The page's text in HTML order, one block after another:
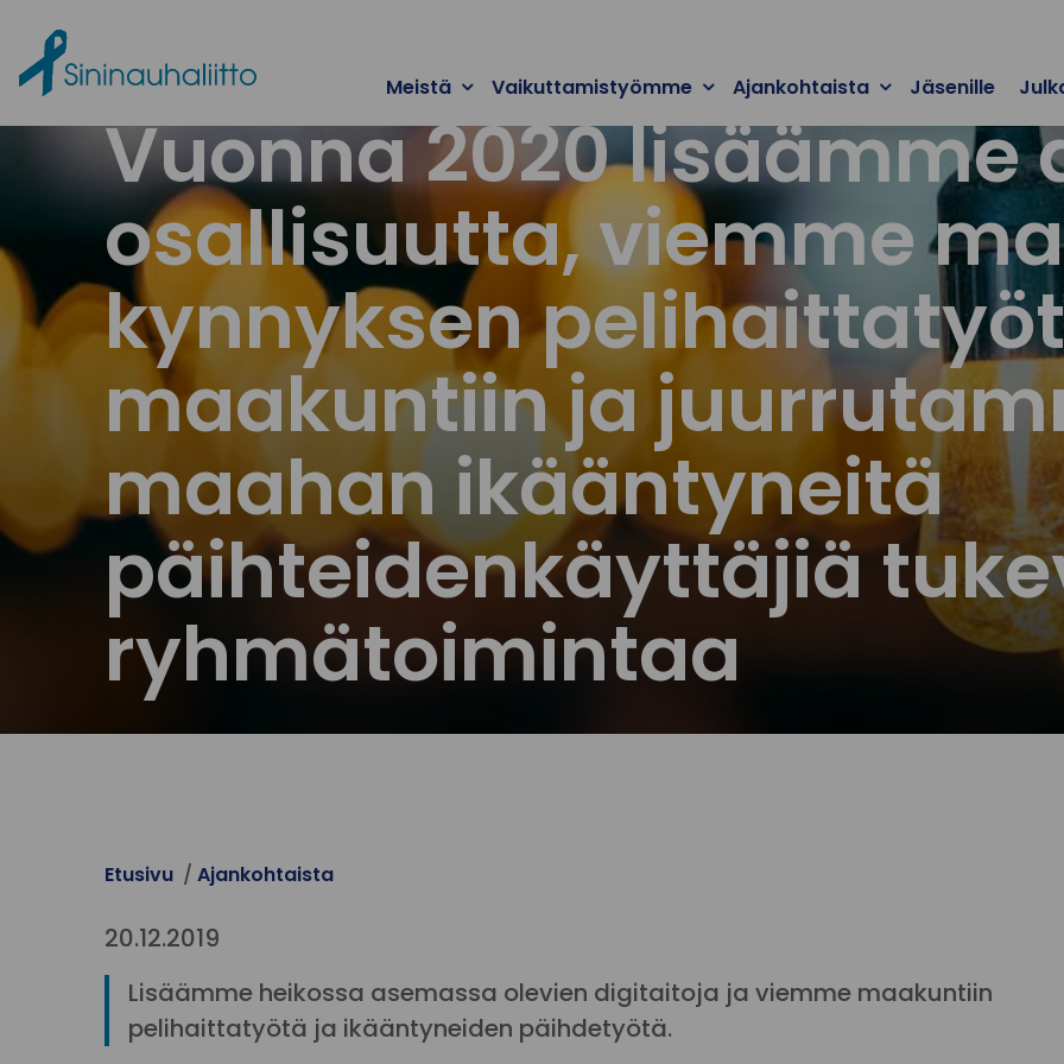
Meistä Vaikuttamistyömme Ajankohtaista Jäsenille
Vuonna 2020
osallisuutta, viemme
kynnyksen
maakuntiin ja
maahan ikääntyneitä
päihteidenkäyttäjiä
ryhmätoimintaa
Etusivu Ajankohtaista
20.12.2019
Lisäämme heikossa asemassa olevien digitaitoja ja viemme maakuntiin
pelihaittatyötä ja ikääntyneiden päihdetyötä.